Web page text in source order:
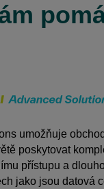
umožňuje
poskytovat
přístupu a
jako jsou datová